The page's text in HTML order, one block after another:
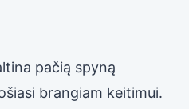
pačią spyną
brangiam keitimui.